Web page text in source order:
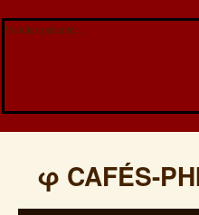
Veuillez patienter...
φ CAFÉS-